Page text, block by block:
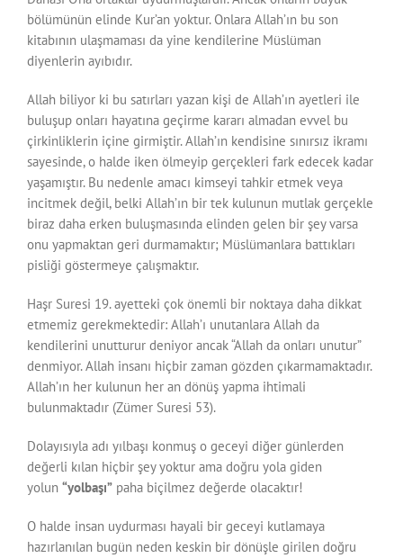
bölümünün elinde Kur’an yoktur. Onlara Allah’ın bu son
kitabının ulaşmaması da yine kendilerine Müslüman
diyenlerin ayıbıdır.
Allah biliyor ki bu satırları yazan kişi de Allah’ın ayetleri ile
buluşup onları hayatına geçirme kararı almadan evvel bu
çirkinliklerin içine girmiştir. Allah’ın kendisine sınırsız ikramı
sayesinde, o halde iken ölmeyip gerçekleri fark edecek kadar
yaşamıştır. Bu nedenle amacı kimseyi tahkir etmek veya
incitmek değil, belki Allah’ın bir tek kulunun mutlak gerçekle
biraz daha erken buluşmasında elinden gelen bir şey varsa
onu yapmaktan geri durmamaktır; Müslümanlara battıkları
pisliği göstermeye çalışmaktır.
Haşr Suresi 19. ayetteki çok önemli bir noktaya daha dikkat
etmemiz gerekmektedir: Allah’ı unutanlara Allah da
kendilerini unutturur deniyor ancak “Allah da onları unutur”
denmiyor. Allah insanı hiçbir zaman gözden çıkarmamaktadır.
Allah’ın her kulunun her an dönüş yapma ihtimali
bulunmaktadır (Zümer Suresi 53).
Dolayısıyla adı yılbaşı konmuş o geceyi diğer günlerden
değerli kılan hiçbir şey yoktur ama doğru yola giden
yolun “yolbaşı” paha biçilmez değerde olacaktır!
O halde insan uydurması hayali bir geceyi kutlamaya
hazırlanılan bugün neden keskin bir dönüşle girilen doğru